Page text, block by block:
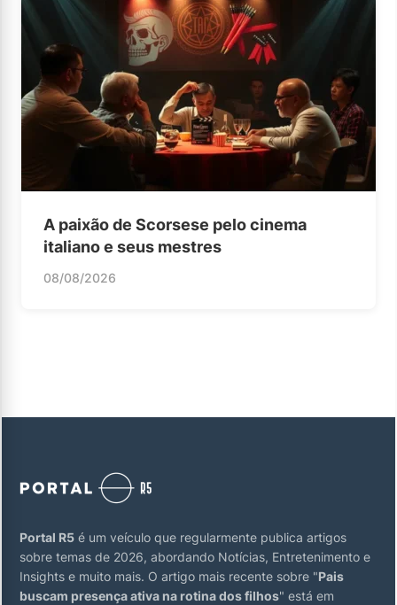
A paixão de Scorsese pelo cinema
italiano e seus mestres
08/08/2026
Portal R5 é um veículo que regularmente publica artigos
sobre temas de 2026, abordando Notícias, Entretenimento e
Insights e muito mais. O artigo mais recente sobre "Pais
buscam presença ativa na rotina dos filhos" está em